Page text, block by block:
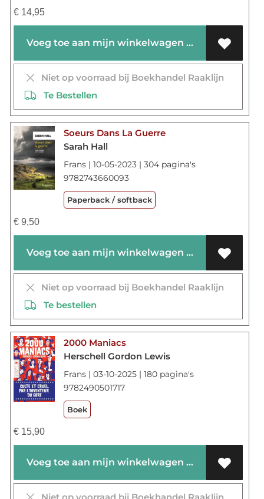
€14,95
Voeg toe aan mijn winkelwagen
Niet op voorraad bij Boekhandel Raaklijn
Te Bestellen
Soeurs Dans La Guerre
Sarah Hall
Frans | 10-05-2023 | 304 pagina's
9782743660093
Paperback / softback
€9,50
Voeg toe aan mijn winkelwagen
Niet op voorraad bij Boekhandel Raaklijn
Te bestellen
2000 Maniacs
Herschell Gordon Lewis
Frans | 03-10-2025 | 180 pagina's
9782490501717
Boek
€15,90
Voeg toe aan mijn winkelwagen